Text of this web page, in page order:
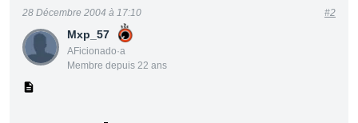
Mxp_57
AFicionado·a
Membre depuis 22 ans
28 Décembre 2004 à 17:10 #2